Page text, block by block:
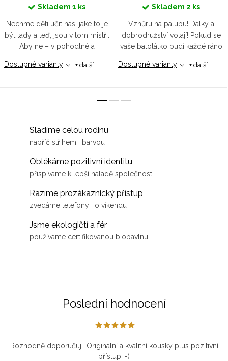
Skladem 1 ks
Nechme děti učit nás, jaké to je
být tady a teď, jsou v tom mistři.
Aby ne – v pohodlné a
teploučké mikině s rozepínáním
na rameni je nic neomezuje a
Dostupné varianty + další
Skladem 2 ks
Vzhůru na palubu! Dálky a
dobrodružství volají! Pokud se
vaše batolátko budí každé ráno
s tímhle pocitem, máme pro něj
tričko v námořnicky modré
Dostupné varianty + další
Sladíme celou rodinu
napříč střihem i barvou
Oblékáme pozitivní identitu
přispíváme k lepší náladě společnosti
Razíme prozákaznický přístup
zvedáme telefony i o víkendu
Jsme ekologičtí a fér
používáme certifikovanou biobavlnu
Poslední hodnocení
Rozhodně doporučuji. Originální a kvalitní kousky plus pozitivní
přístup :-)